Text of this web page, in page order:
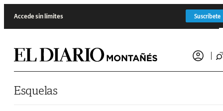
Accede sin límites Suscríbete
Esquelas